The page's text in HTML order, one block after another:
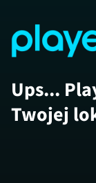
Ups...
Twojej